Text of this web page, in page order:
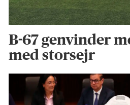
B-67 genvinder
med storsejr